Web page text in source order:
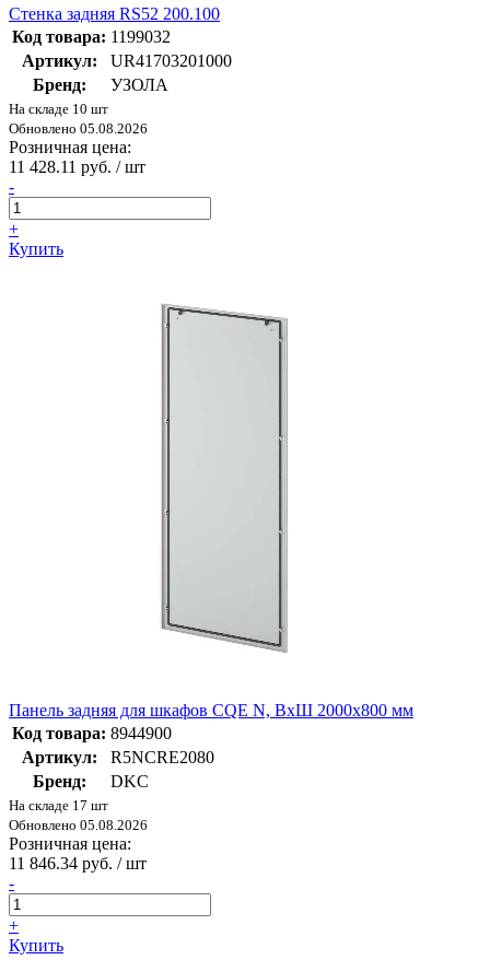
Стенка задняя RS52 200.100
Код товара: 1199032
Артикул:
UR41703201000
Бренд:
УЗОЛА
На складе 10 шт
Обновлено 05.08.2026
Розничная цена:
11 428.11 руб. / шт
-
+
Купить
Панель задняя для шкафов CQE N, ВхШ 2000х800 мм
Код товара: 8944900
Артикул:
R5NCRE2080
Бренд:
DKC
На складе 17 шт
Обновлено 05.08.2026
Розничная цена:
11 846.34 руб. / шт
-
+
Купить